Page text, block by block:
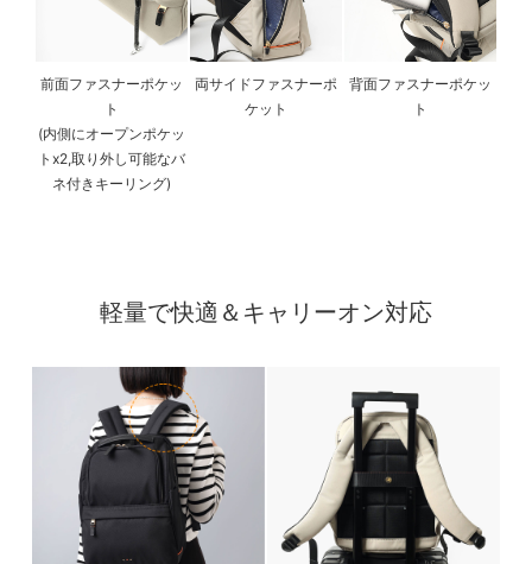
前面ファスナーポケッ
ト
(内側にオープンポケッ
トx2,取り外し可能なバ
ネ付きキーリング)
両サイドファスナーポ
ケット
背面ファスナーポケッ
ト
軽量で快適＆キャリーオン対応